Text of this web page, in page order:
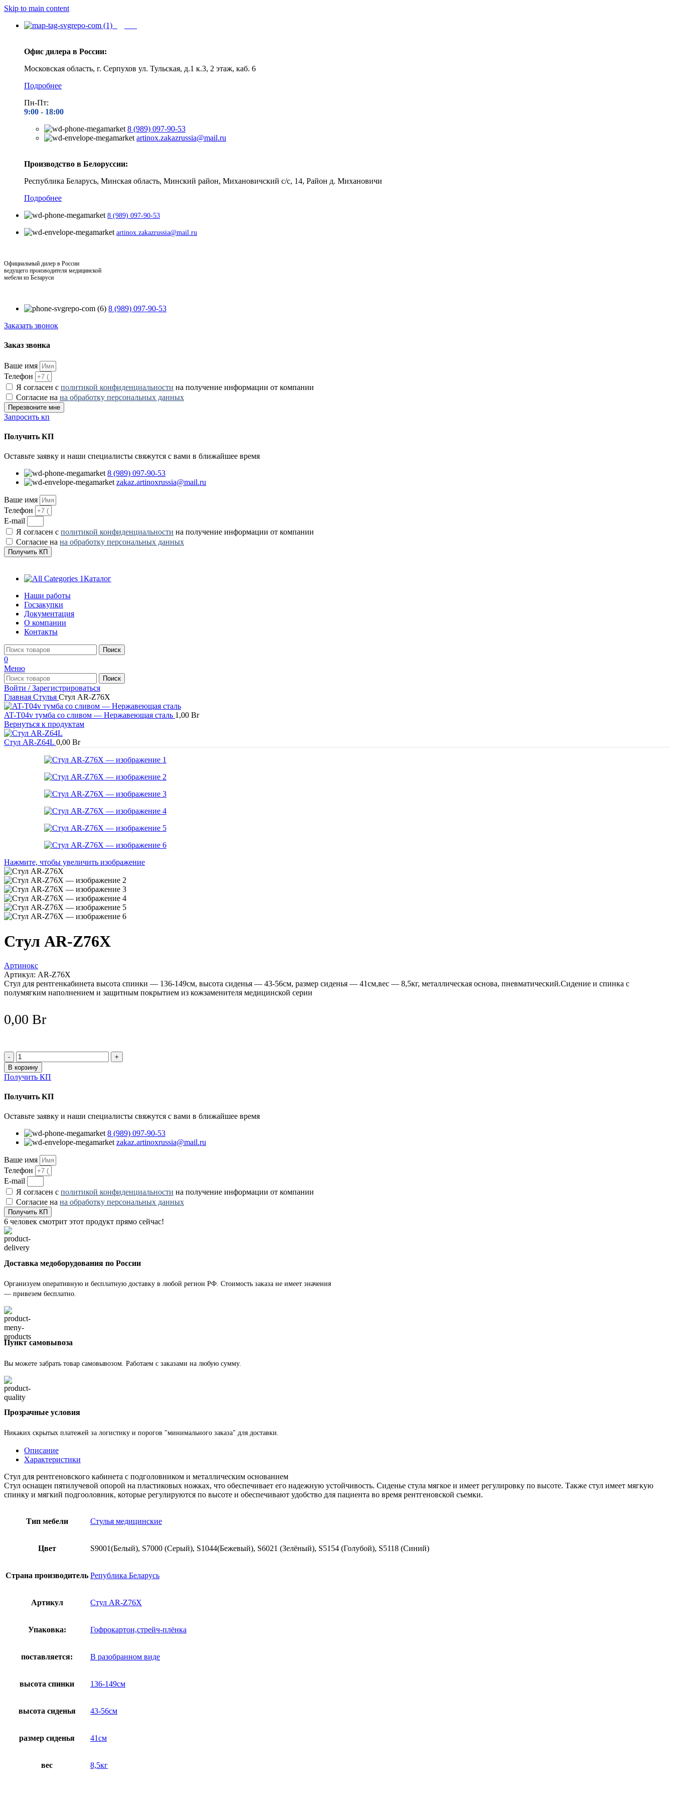
Skip to main content
Офис дилера в России:
Московская область, г. Серпухов ул. Тульская, д.1 к.3, 2 этаж, каб. 6
Подробнее
Пн-Пт:
9:00 - 18:00
8 (989) 097-90-53
artinox.zakazrussia@mail.ru
Производство в Белоруссии:
Республика Беларусь, Минская область, Минский район, Михановичский с/с, 14, Район д. Михановичи
Подробнее
8 (989) 097-90-53
artinox.zakazrussia@mail.ru
Официальный дилер в России
ведущего производителя медицинской
мебели из Беларуси
8 (989) 097-90-53
Заказать звонок
Заказ звонка
Ваше имя
Телефон
Я согласен с политикой конфиденциальности на получение информации от компании
Согласие на на обработку персональных данных
Перезвоните мне
Запросить кп
Получить КП
Оставьте заявку и наши специалисты свяжутся с вами в ближайшее время
8 (989) 097-90-53
zakaz.artinoxrussia@mail.ru
Ваше имя
Телефон
E-mail
Я согласен с политикой конфиденциальности на получение информации от компании
Согласие на на обработку персональных данных
Получить КП
Каталог
Наши работы
Госзакупки
Документация
О компании
Контакты
Поиск
0
Меню
Поиск
Войти / Зарегистрироваться
Главная Стулья Стул AR-Z76X
AT-T04v тумба со сливом — Нержавеющая сталь 1,00 Br
Вернуться к продуктам
Стул AR-Z64L 0,00 Br
Нажмите, чтобы увеличить изображение
Стул AR-Z76X
Артинокс
Артикул: AR-Z76X
Стул для рентгенкабинета высота спинки — 136-149см, высота сиденья — 43-56см, размер сиденья — 41см,вес — 8,5кг, металлическая основа, пневматический.Сидение и спинка с
полумягким наполнением и защитным покрытием из кожзаменителя медицинской серии
0,00 Br
Количество
товара
Стул
AR-
В корзину
Получить КП
Получить КП
Оставьте заявку и наши специалисты свяжутся с вами в ближайшее время
8 (989) 097-90-53
zakaz.artinoxrussia@mail.ru
Ваше имя
Телефон
E-mail
Я согласен с политикой конфиденциальности на получение информации от компании
Согласие на на обработку персональных данных
Получить КП
6 человек смотрит этот продукт прямо сейчас!
Доставка медоборудования по России
Организуем оперативную и бесплатную доставку в любой регион РФ. Стоимость заказа не имеет значения
— привезем бесплатно.
Пункт самовывоза
Вы можете забрать товар самовывозом. Работаем с заказами на любую сумму.
Прозрачные условия
Никаких скрытых платежей за логистику и порогов "минимального заказа" для доставки.
Описание
Характеристики
Стул для рентгеновского кабинета с подголовником и металлическим основанием
Стул оснащен пятилучевой опорой на пластиковых ножках, что обеспечивает его надежную устойчивость. Сиденье стула мягкое и имеет регулировку по высоте. Также стул имеет мягкую
спинку и мягкий подгооловник, которые регулируются по высоте и обеспечивают удобство для пациента во время рентгеновской съемки.
Тип мебели Стулья медицинские
Цвет S9001(Белый), S7000 (Серый), S1044(Бежевый), S6021 (Зелёный), S5154 (Голубой), S5118 (Синий)
Страна производитель Република Беларусь
Артикул Стул AR-Z76X
Упаковка: Гофрокартон,стрейч-плёнка
поставляется: В разобранном виде
высота спинки 136-149см
высота сиденья 43-56см
размер сиденья 41см
вес 8,5кг